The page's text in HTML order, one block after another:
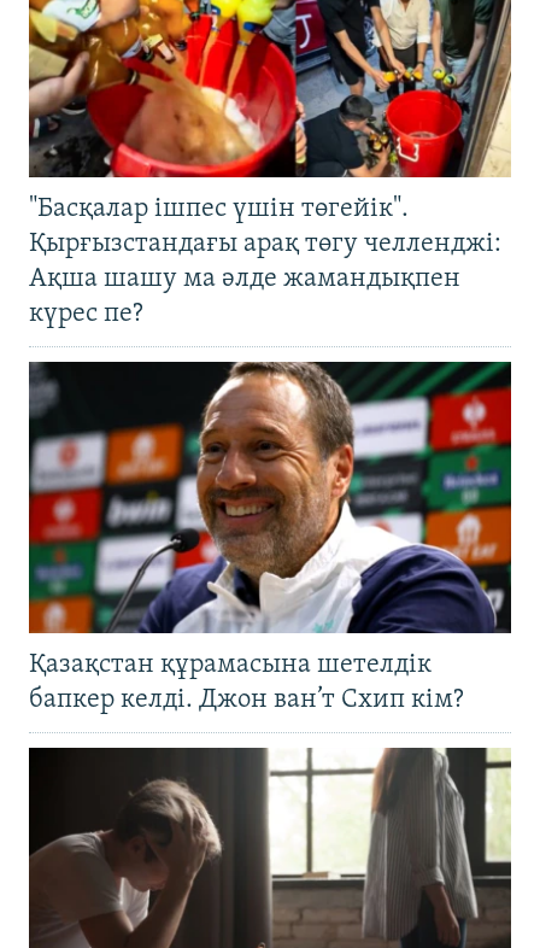
"Басқалар ішпес үшін төгейік".
Қырғызстандағы арақ төгу челленджі:
Ақша шашу ма әлде жамандықпен
күрес пе?
Қазақстан құрамасына шетелдік
бапкер келді. Джон ван’т Схип кім?